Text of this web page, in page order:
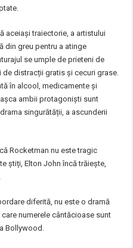
aceiași traiectorie, a artistului
din greu pentru a atinge
se umple de prieteni de
distracții gratis și cecuri grase.
în alcool, medicamente și
ambii protagoniști sunt
singurătății, a ascunderii
Rocketman nu este tragic
știți, Elton John încă trăiește,
diferită, nu este o dramă
numerele cântăcioase sunt
Bollywood.